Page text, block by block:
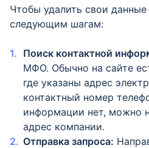
Чтобы удалить свои
следующим шагам:
Поиск контактной
МФО. Обычно на сайте
где указаны адрес
контактный номер
информации нет, можно
адрес компании.
Отправка запроса: